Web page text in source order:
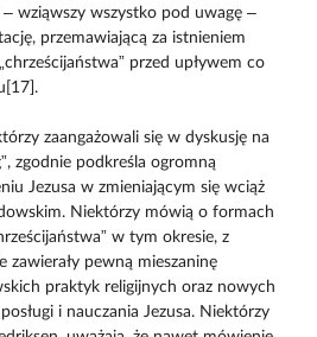
– wziąwszy wszystko pod uwagę –
przemawiającą za istnieniem
przed upływem co
zaangażowali się w dyskusję na
zgodnie podkreśla ogromną
Jezusa w zmieniającym się wciąż
Niektórzy mówią o formach
w tym okresie, z
zawierały pewną mieszaninę
praktyk religijnych oraz nowych
i nauczania Jezusa. Niektórzy